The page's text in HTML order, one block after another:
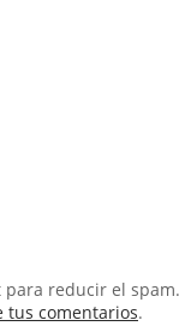
para reducir el spam.
tus comentarios.